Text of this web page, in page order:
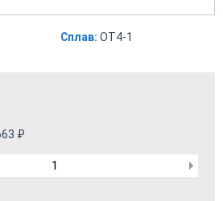
Сплав: ОТ4-1
₽